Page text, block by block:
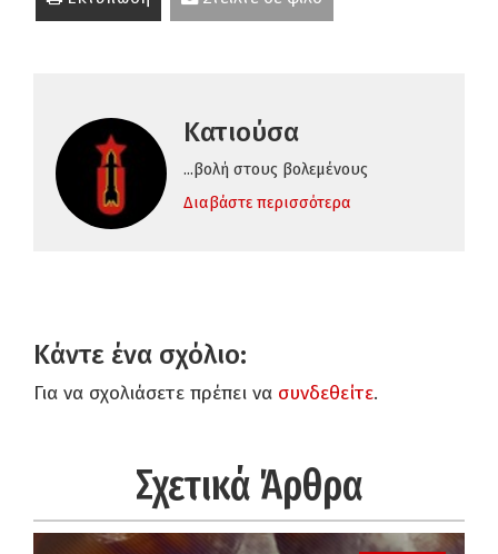
Κατιούσα
...βολή στους βολεμένους
Διαβάστε περισσότερα
Κάντε ένα σχόλιο:
Για να σχολιάσετε πρέπει να συνδεθείτε.
Σχετικά Άρθρα